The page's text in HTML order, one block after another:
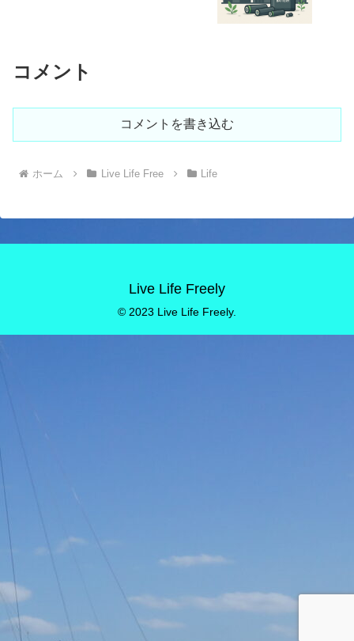
コメント
コメントを書き込む
ホーム Live Life Free Life
Live Life Freely
© 2023 Live Life Freely.